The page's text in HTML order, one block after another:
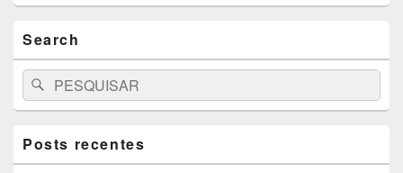
Search
Search
for:
Pesquisar
Posts recentes